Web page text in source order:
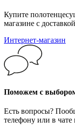
Купите
магазине с
Интернет-магазин
Поможем с
Есть вопросы?
телефону или в чате